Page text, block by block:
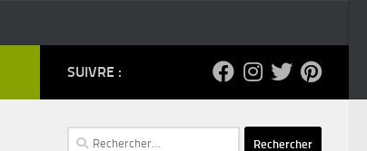
SUIVRE :
Rechercher :